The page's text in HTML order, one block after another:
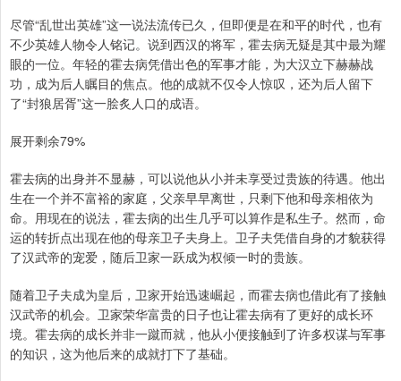
尽管“乱世出英雄”这一说法流传已久，但即便是在和平的时代，也有
不少英雄人物令人铭记。说到西汉的将军，霍去病无疑是其中最为耀
眼的一位。年轻的霍去病凭借出色的军事才能，为大汉立下赫赫战
功，成为后人瞩目的焦点。他的成就不仅令人惊叹，还为后人留下
了“封狼居胥”这一脍炙人口的成语。
展开剩余79%
霍去病的出身并不显赫，可以说他从小并未享受过贵族的待遇。他出
生在一个并不富裕的家庭，父亲早早离世，只剩下他和母亲相依为
命。用现在的说法，霍去病的出生几乎可以算作是私生子。然而，命
运的转折点出现在他的母亲卫子夫身上。卫子夫凭借自身的才貌获得
了汉武帝的宠爱，随后卫家一跃成为权倾一时的贵族。
随着卫子夫成为皇后，卫家开始迅速崛起，而霍去病也借此有了接触
汉武帝的机会。卫家荣华富贵的日子也让霍去病有了更好的成长环
境。霍去病的成长并非一蹴而就，他从小便接触到了许多权谋与军事
的知识，这为他后来的成就打下了基础。